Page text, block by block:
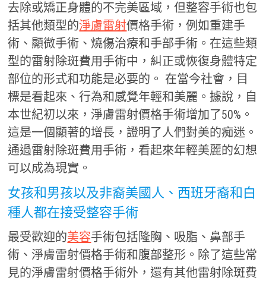
去除或矯正身體的不完美區域，但整容手術也包
括其他類型的淨膚雷射價格手術，例如重建手
術、顯微手術、燒傷治療和手部手術。在這些類
型的雷射除斑費用手術中，糾正或恢復身體特定
部位的形式和功能是必要的。 在當今社會，目
標是看起來、行為和感覺年輕和美麗。據說，自
本世紀初以來，淨膚雷射價格手術增加了50%。
這是一個顯著的增長，證明了人們對美的痴迷。
通過雷射除斑費用手術，看起來年輕美麗的幻想
可以成為現實。
女孩和男孩以及非裔美國人、西班牙裔和白
種人都在接受整容手術
最受歡迎的美容手術包括隆胸、吸脂、鼻部手
術、淨膚雷射價格手術和腹部整形。除了這些常
見的淨膚雷射價格手術外，還有其他雷射除斑費